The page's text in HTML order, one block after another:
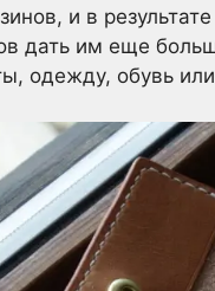
и в
дать им еще
одежду, обувь